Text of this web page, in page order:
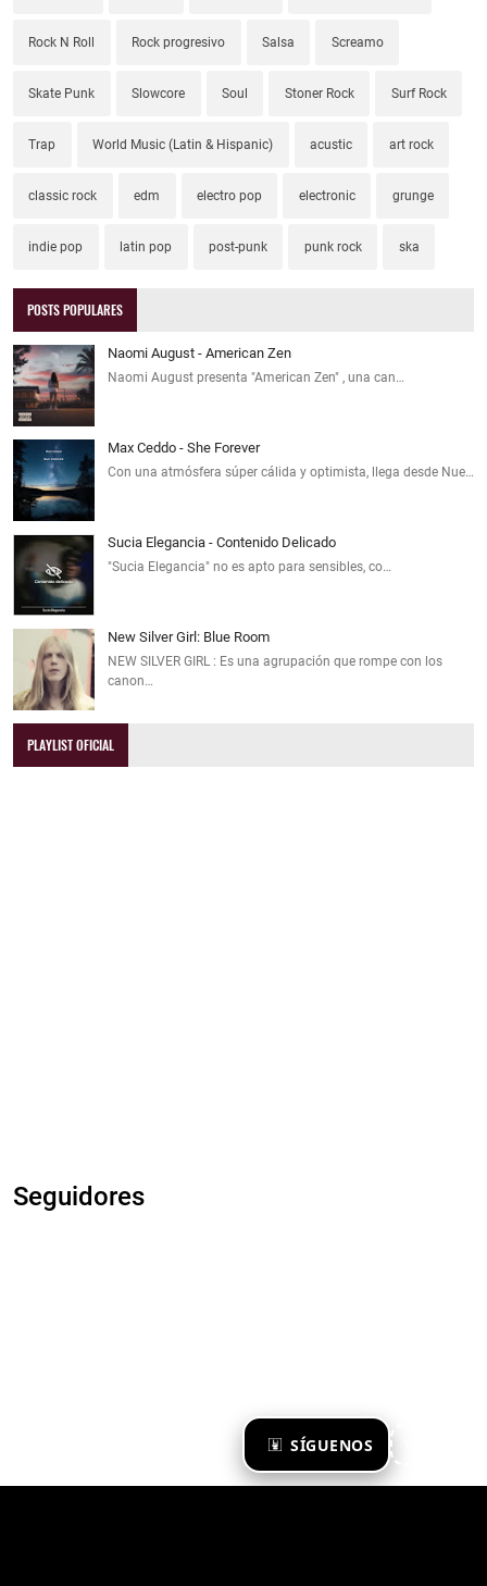
SÍGUENOS
Rock N Roll Rock progresivo Salsa Screamo
Skate Punk Slowcore Soul Stoner Rock Surf Rock
Trap World Music (Latin & Hispanic) acustic art rock
classic rock edm electro pop electronic grunge
indie pop latin pop post-punk punk rock ska
POSTS POPULARES
Naomi August - American Zen
Naomi August presenta "American Zen" , una can…
Max Ceddo - She Forever
Con una atmósfera súper cálida y optimista, llega desde Nue…
Sucia Elegancia - Contenido Delicado
"Sucia Elegancia" no es apto para sensibles, co…
New Silver Girl: Blue Room
NEW SILVER GIRL : Es una agrupación que rompe con los
canon…
PLAYLIST OFICIAL
Seguidores